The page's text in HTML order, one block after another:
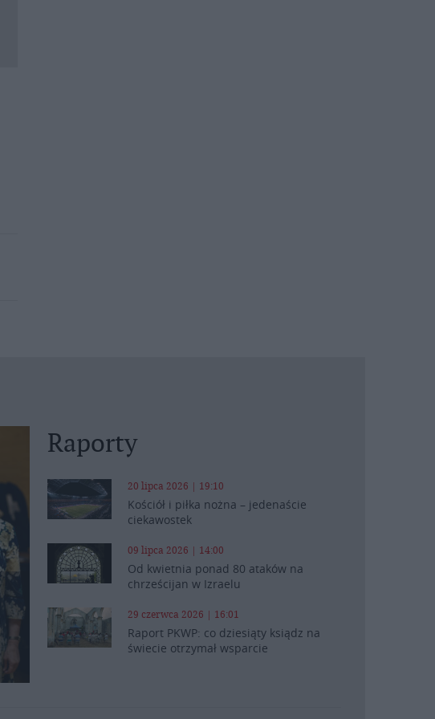
Raporty
20 lipca 2026 | 19:10
Kościół i piłka nożna – jedenaście
ciekawostek
09 lipca 2026 | 14:00
Od kwietnia ponad 80 ataków na
chrześcijan w Izraelu
29 czerwca 2026 | 16:01
Raport PKWP: co dziesiąty ksiądz na
świecie otrzymał wsparcie